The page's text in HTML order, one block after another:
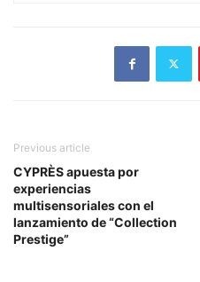
Previous article
CYPRÈS apuesta por
experiencias
multisensoriales con el
lanzamiento de “Collection
Prestige”